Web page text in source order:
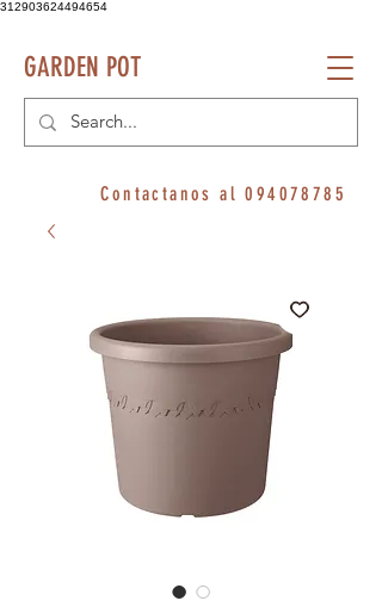
312903624494654
GARDEN POT
Contactanos al094078785